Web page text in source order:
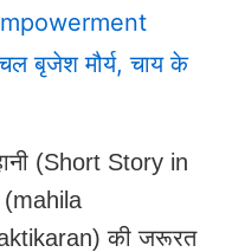
बृजेश मौर्य,चाय के
(Short Story in
(mahila
की जरूरत